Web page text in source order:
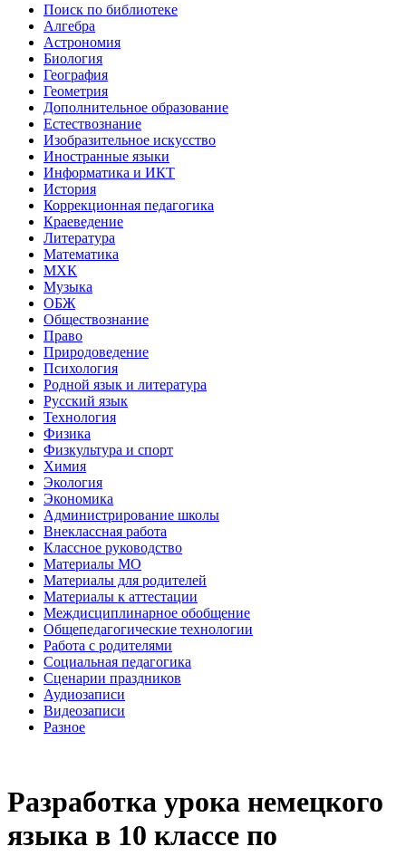
Поиск по библиотеке
Алгебра
Астрономия
Биология
География
Геометрия
Дополнительное образование
Естествознание
Изобразительное искусство
Иностранные языки
Информатика и ИКТ
История
Коррекционная педагогика
Краеведение
Литература
Математика
МХК
Музыка
ОБЖ
Обществознание
Право
Природоведение
Психология
Родной язык и литература
Русский язык
Технология
Физика
Физкультура и спорт
Химия
Экология
Экономика
Администрирование школы
Внеклассная работа
Классное руководство
Материалы МО
Материалы для родителей
Материалы к аттестации
Междисциплинарное обобщение
Общепедагогические технологии
Работа с родителями
Социальная педагогика
Сценарии праздников
Аудиозаписи
Видеозаписи
Разное
Разработка урока немецкого
языка в 10 классе по